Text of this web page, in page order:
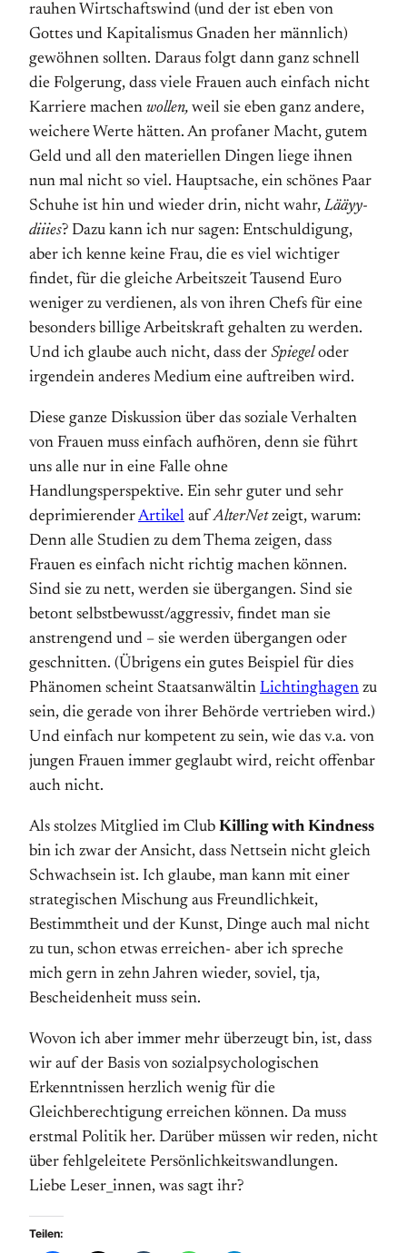
rauhen Wirtschaftswind (und der ist eben von
Gottes und Kapitalismus Gnaden her männlich)
gewöhnen sollten. Daraus folgt dann ganz schnell
die Folgerung, dass viele Frauen auch einfach nicht
Karriere machen wollen, weil sie eben ganz andere,
weichere Werte hätten. An profaner Macht, gutem
Geld und all den materiellen Dingen liege ihnen
nun mal nicht so viel. Hauptsache, ein schönes Paar
Schuhe ist hin und wieder drin, nicht wahr, Lääyy-
diiies? Dazu kann ich nur sagen: Entschuldigung,
aber ich kenne keine Frau, die es viel wichtiger
findet, für die gleiche Arbeitszeit Tausend Euro
weniger zu verdienen, als von ihren Chefs für eine
besonders billige Arbeitskraft gehalten zu werden.
Und ich glaube auch nicht, dass der Spiegeloder
irgendein anderes Medium eine auftreiben wird.
Diese ganze Diskussion über das soziale Verhalten
von Frauen muss einfach aufhören, denn sie führt
uns alle nur in eine Falle ohne
Handlungsperspektive. Ein sehr guter und sehr
deprimierenderArtikel aufAlterNetzeigt, warum:
Denn alle Studien zu dem Thema zeigen, dass
Frauen es einfach nicht richtig machen können.
Sind sie zu nett, werden sie übergangen. Sind sie
betont selbstbewusst/aggressiv, findet man sie
anstrengend und – sie werden übergangen oder
geschnitten. (Übrigens ein gutes Beispiel für dies
Phänomen scheint Staatsanwältin Lichtinghagen zu
sein, die gerade von ihrer Behörde vertrieben wird.)
Und einfach nur kompetent zu sein, wie das v.a. von
jungen Frauen immer geglaubt wird, reicht offenbar
auch nicht.
Als stolzes Mitglied im Club Killing with Kindness
bin ich zwar der Ansicht, dass Nettsein nicht gleich
Schwachsein ist. Ich glaube, man kann mit einer
strategischen Mischung aus Freundlichkeit,
Bestimmtheit und der Kunst, Dinge auch mal nicht
zu tun, schon etwas erreichen- aber ich spreche
mich gern in zehn Jahren wieder, soviel, tja,
Bescheidenheit muss sein.
Wovon ich aber immer mehr überzeugt bin, ist, dass
wir auf der Basis von sozialpsychologischen
Erkenntnissen herzlich wenig für die
Gleichberechtigung erreichen können. Da muss
erstmal Politik her. Darüber müssen wir reden, nicht
über fehlgeleitete Persönlichkeitswandlungen.
Liebe Leser_innen, was sagt ihr?
Teilen: